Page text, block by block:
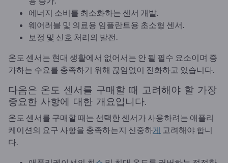
에너지 소비를 최소화하는 센서 개발.
웨어러블 및 의료용 임플란트용 초소형 센서.
보정 및 신호 처리의 발전.
온도 센서는 현대 생활에서 없어서는 안 될 필수 요소이며 증
가하는 수요를 충족하기 위해 끊임없이 진화하고 있습니다.
다음은 온도 센서를 구매할 때 고려해야 할 가장
중요한 사항에 대한 개요입니다.
온도 센서를 구매할 때는 선택한 센서가 사용하려는 애플리
케이션의 요구 사항을 충족하는지 신중하게 고려해야 합니
다.